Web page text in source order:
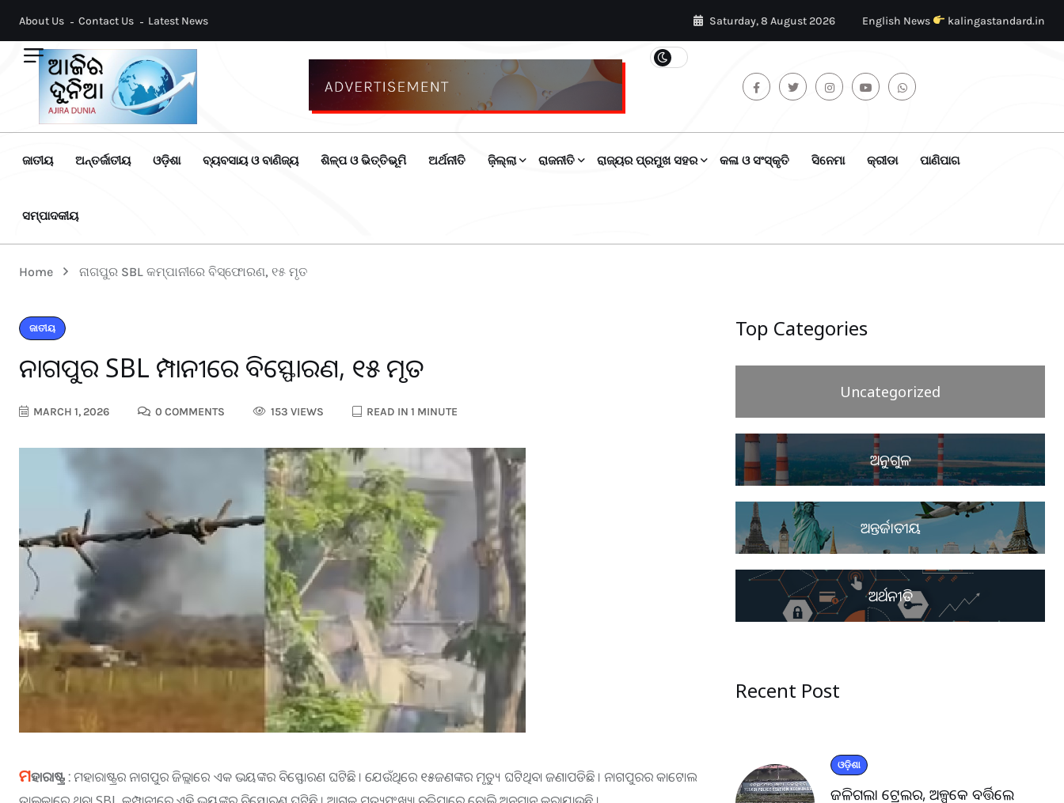
About Us Contact Us Latest News Saturday, 8 August 2026 English News kalingastandard.in
ଜାତୀୟ ଅନ୍ତର୍ଜାତୀୟ ଓଡ଼ିଶା ବ୍ୟବସାୟ ଓ ବାଣିଜ୍ୟ ଶିଳ୍ପ ଓ ଭିତ୍ତିଭୂମି ଅର୍ଥନୀତି ଜ଼ିଲ୍ଲା ରାଜନୀତି ରାଜ୍ୟର ପ୍ରମୁଖ ସହର କଳା ଓ ସଂସ୍କୃତି ସିନେମା କ୍ରୀଡା ପାଣିପାଗ
ସମ୍ପାଦକୀୟ
Home ନାଗପୁର SBL କମ୍ପାନୀରେ ବିସ୍ଫୋରଣ, ୧୫ ମୃତ
ଜାତୀୟ
ନାଗପୁର SBL କମ୍ପାନୀରେ ବିସ୍ଫୋରଣ, ୧୫ ମୃତ
MARCH 1, 2026 0 COMMENTS 153 VIEWS READ IN 1 MINUTE
ମହାରାଷ୍ଟ୍ର : ମହାରାଷ୍ଟ୍ରର ନାଗପୁର ଜିଲ୍ଲାରେ ଏକ ଭୟଙ୍କର ବିସ୍ଫୋରଣ ଘଟିଛି । ଯେଉଁଥିରେ ୧୫ଜଣଙ୍କର ମୃତ୍ୟୁ ଘଟିଥିବା ଜଣାପଡିଛି । ନାଗପୁରର କାଟୋଲ
Top Categories
Uncategorized
ଅନୁଗୁଳ
ଅନ୍ତର୍ଜାତୀୟ
ଅର୍ଥନୀତି
Recent Post
ଓଡ଼ିଶା
ଜଳିଗଲା ଟ୍ରେଲର, ଅଳ୍ପକେ ବର୍ତ୍ତିଲେ